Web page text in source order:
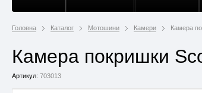
Головна Каталог Мотошини Камери Камера
Камера покришки
Артикул: 703013